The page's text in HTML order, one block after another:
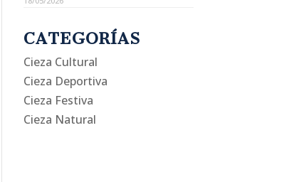
CATEGORÍAS
Cieza Cultural
Cieza Deportiva
Cieza Festiva
Cieza Natural